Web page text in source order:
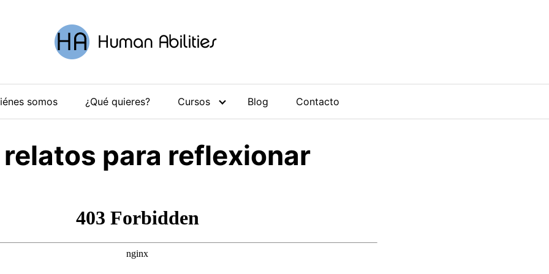
somos ¿Qué quieres? Cursos Blog Contacto
relatos para reflexionar